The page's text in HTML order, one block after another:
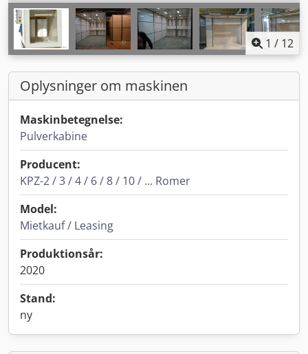
1 / 12
Oplysninger om maskinen
Maskinbetegnelse:
Pulverkabine
Producent:
KPZ-2 / 3 / 4 / 6 / 8 / 10 / ... Romer
Model:
Mietkauf / Leasing
Produktionsår:
2020
Stand:
ny